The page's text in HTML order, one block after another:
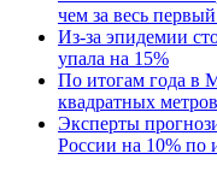
чем за весь
Из-за эпидемии
упала на 15%
По итогам года в
квадратных
Эксперты
России на 10% по